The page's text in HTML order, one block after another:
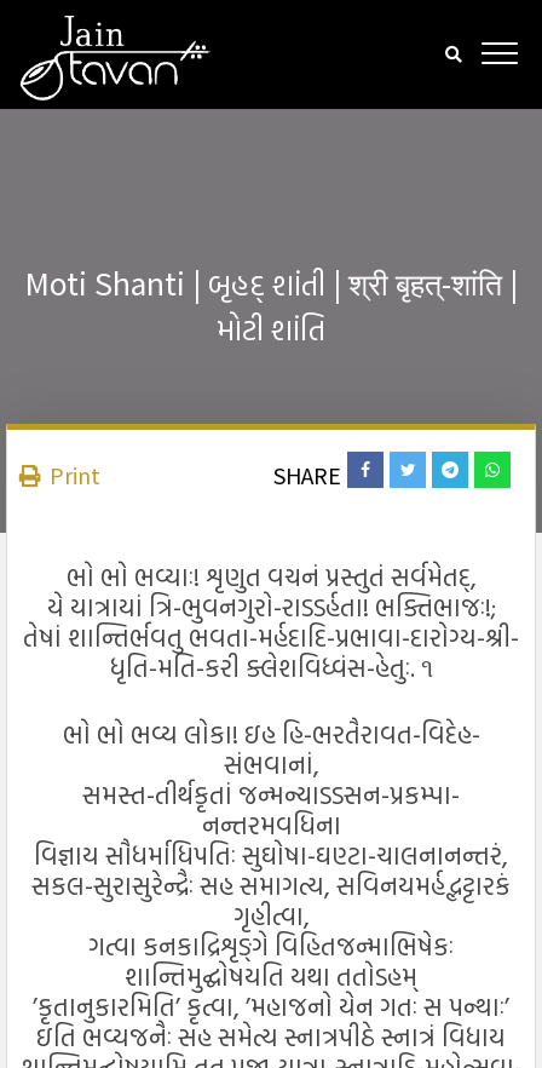
Moti Shanti | બૃહદ્ શાંતી | श्री बृहत्‌-शांति |
મોટી શાંતિ
Print SHARE
ભો ભો ભવ્યાઃ! શૃણુત વચનં પ્રસ્તુતં સર્વમેતદ્,
યે યાત્રાયાં ત્રિ-ભુવનગુરો-રાડડર્હતા! ભક્તિભાજઃ!;
તેષાં શાન્તિર્ભવતુ ભવતા-મર્હદાદિ-પ્રભાવા-દારોગ્ય-શ્રી-
ધૃતિ-મતિ-કરી ક્લેશવિધ્વંસ-હેતુઃ. ૧
ભો ભો ભવ્ય લોકા! ઇહ હિ-ભરતૈરાવત-વિદેહ-
સંભવાનાં,
સમસ્ત-તીર્થકૃતાં જન્મન્યાડડસન-પ્રકમ્પા-
નન્તરમવધિના
વિજ્ઞાય સૌધર્માધિપતિઃ સુઘોષા-ઘણ્ટા-ચાલનાનન્તરં,
સકલ-સુરાસુરેન્દ્રૈઃ સહ સમાગત્ય, સવિનયમર્હદ્ભટ્ટારકં
ગૃહીત્વા,
ગત્વા કનકાદ્રિશૃઙ્ગે વિહિતજન્માભિષેકઃ
શાન્તિમુદ્ઘોષયતિ યથા તતોડહમ્
’કૃતાનુકારમિતિ’ કૃત્વા, ’મહાજનો યેન ગતઃ સ પન્થાઃ’
ઇતિ ભવ્યજનૈઃ સહ સમેત્ય સ્નાત્રપીઠે સ્નાત્રં વિધાય